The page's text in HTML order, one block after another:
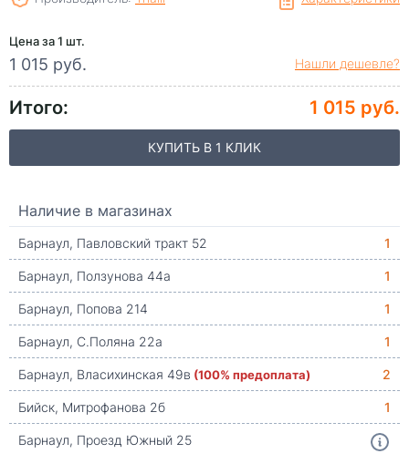
Цена за 1 шт.
1 015 руб. Нашли дешевле?
Итого: 1 015 руб.
КУПИТЬ В 1 КЛИК
Наличие в магазинах
Барнаул, Павловский тракт 52
1
Барнаул, Ползунова 44а
1
Барнаул, Попова 214
1
Барнаул, С.Поляна 22а
1
Барнаул, Власихинская 49в (100% предоплата)
2
Бийск, Митрофанова 2б
1
Барнаул, Проезд Южный 25